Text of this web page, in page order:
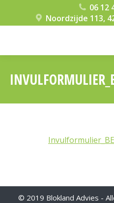
06 12
Noordzijde 113,
© 2019 Blokland Advies -